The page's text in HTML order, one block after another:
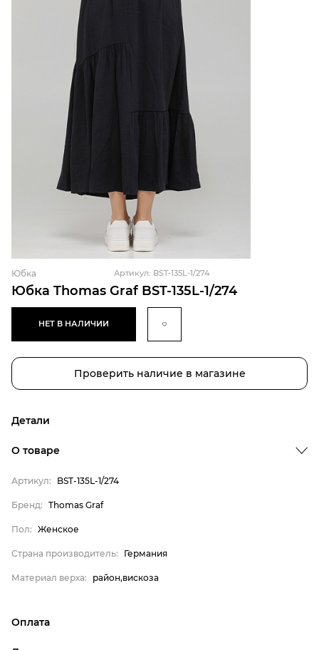
Юбка Thomas Graf BST-135L-1/274
Юбка Артикул: BST-135L-1/274
НЕТ В НАЛИЧИИ
Проверить наличие в магазине
Детали
О товаре
Артикул: BST-135L-1/274
Бренд: Thomas Graf
Пол: Женское
Страна производитель: Германия
Материал верха: район,вискоза
Оплата